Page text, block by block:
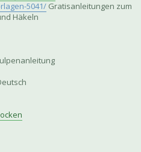
5041/ Gratisanleitungen zum
Häkeln